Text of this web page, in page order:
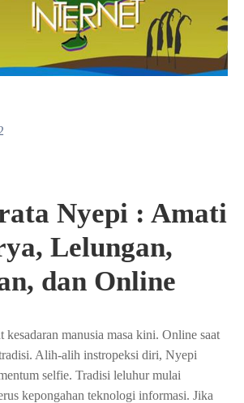
Nyepi : Amati
Lelungan,
dan Online
kesadaran manusia masa kini. Online saat
Alih-alih instropeksi diri, Nyepi
selfie. Tradisi leluhur mulai
kepongahan teknologi informasi. Jika